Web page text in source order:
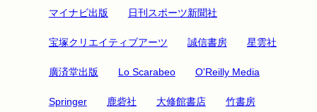
マイナビ出版 日刊スポーツ新聞社
宝塚クリエイティブアーツ 誠信書房 星雲社
廣済堂出版 Lo Scarabeo O'Reilly Media
Springer 鹿砦社 大修館書店 竹書房